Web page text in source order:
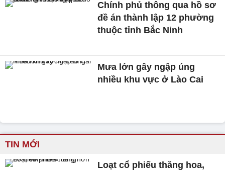
Chính phủ thông qua hồ sơ
đề án thành lập 12 phường
thuộc tỉnh Bắc Ninh
Mưa lớn gây ngập úng
nhiều khu vực ở Lào Cai
TIN MỚI
Loạt cổ phiếu thăng hoa,